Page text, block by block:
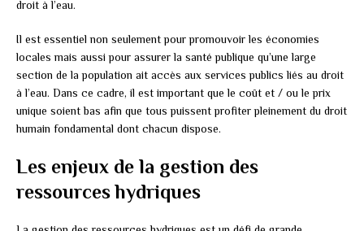
droit à l’eau.
Il est essentiel non seulement pour promouvoir les économies
locales mais aussi pour assurer la santé publique qu’une large
section de la population ait accès aux services publics liés au droit
à l’eau. Dans ce cadre, il est important que le coût et / ou le prix
unique soient bas afin que tous puissent profiter pleinement du droit
humain fondamental dont chacun dispose.
Les enjeux de la gestion des
ressources hydriques